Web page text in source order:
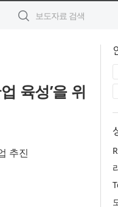
육성’을 위
추진